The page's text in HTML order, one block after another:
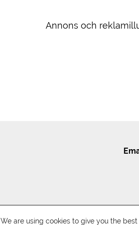
Annons och
We are using cookies to give you the